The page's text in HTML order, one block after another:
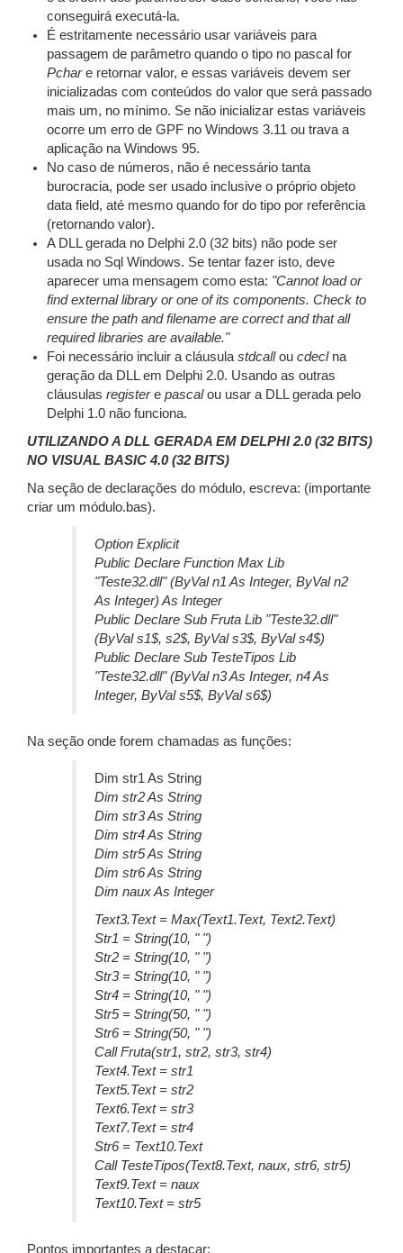
conseguirá executá-la.
É estritamente necessário usar variáveis para
passagem de parâmetro quando o tipo no pascal for
Pchare retornar valor, e essas variáveis devem ser
inicializadas com conteúdos do valor que será passado
mais um, no mínimo. Se não inicializar estas variáveis
ocorre um erro de GPF no Windows 3.11 ou trava a
aplicação na Windows 95.
No caso de números, não é necessário tanta
burocracia, pode ser usado inclusive o próprio objeto
data field, até mesmo quando for do tipo por referência
(retornando valor).
A DLL gerada no Delphi 2.0 (32 bits) não pode ser
usada no Sql Windows. Se tentar fazer isto, deve
aparecer uma mensagem como esta: "Cannot load or
find external library or one of its components. Check to
ensure the path and filename are correct and that all
required libraries are available."
Foi necessário incluir a cláusulastdcallou cdeclna
geração da DLL em Delphi 2.0. Usando as outras
cláusulasregisterepascalou usar a DLL gerada pelo
Delphi 1.0 não funciona.
UTILIZANDO A DLL GERADA EM DELPHI 2.0 (32 BITS)
NO VISUAL BASIC 4.0 (32 BITS)
Na seção de declarações do módulo, escreva: (importante
criar um módulo.bas).
Option Explicit
Public Declare Function Max Lib
"Teste32.dll" (ByVal n1 As Integer, ByVal n2
As Integer) As Integer
Public Declare Sub Fruta Lib "Teste32.dll"
(ByVal s1$, s2$, ByVal s3$, ByVal s4$)
Public Declare Sub TesteTipos Lib
"Teste32.dll" (ByVal n3 As Integer, n4 As
Integer, ByVal s5$, ByVal s6$)
Na seção onde forem chamadas as funções:
Dim str1 As String
Dim str2 As String
Dim str3 As String
Dim str4 As String
Dim str5 As String
Dim str6 As String
Dim naux As Integer
Text3.Text = Max(Text1.Text, Text2.Text)
Str1 = String(10, " ")
Str2 = String(10, " ")
Str3 = String(10, " ")
Str4 = String(10, " ")
Str5 = String(50, " ")
Str6 = String(50, " ")
Call Fruta(str1, str2, str3, str4)
Text4.Text = str1
Text5.Text = str2
Text6.Text = str3
Text7.Text = str4
Str6 = Text10.Text
Call TesteTipos(Text8.Text, naux, str6, str5)
Text9.Text = naux
Text10.Text = str5
Pontos importantes a destacar: